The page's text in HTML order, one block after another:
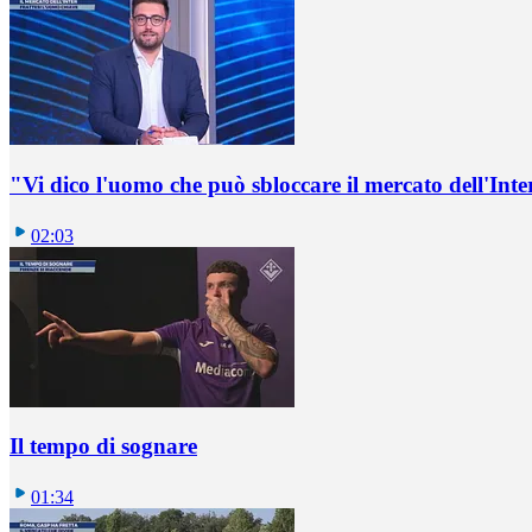
"Vi dico l'uomo che può sbloccare il mercato
02:03
Il tempo di sognare
01:34